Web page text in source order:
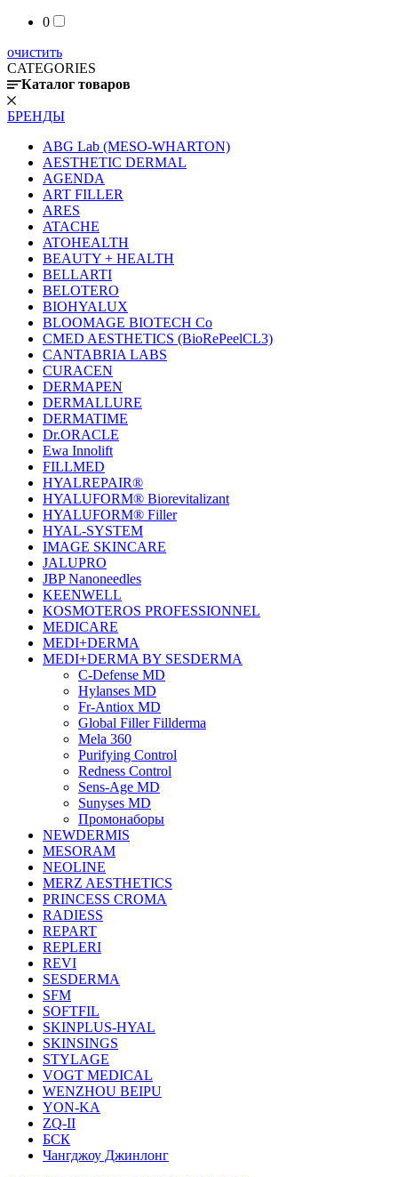
0
очистить
CATEGORIES
Каталог товаров
БРЕНДЫ
ABG Lab (MESO-WHARTON)
AESTHETIC DERMAL
AGENDA
ART FILLER
ARES
ATACHE
ATOHEALTH
BEAUTY + HEALTH
BELLARTI
BELOTERO
BIOHYALUX
BLOOMAGE BIOTECH Co
CMED AESTHETICS (BioRePeelCL3)
CANTABRIA LABS
CURACEN
DERMAPEN
DERMALLURE
DERMATIME
Dr.ORACLE
Ewa Innolift
FILLMED
НYALREPAIR®
HYALUFORM® Biorevitalizant
HYALUFORM® Filler
HYAL-SYSTEM
IMAGE SKINCARE
JALUPRO
JBP Nanoneedles
KEENWELL
KOSMOTEROS PROFESSIONNEL
MEDICARE
MEDI+DERMA
MEDI+DERMA BY SESDERMA
C-Defense MD
Hylanses MD
Fr‑Antiox MD
Global Filler Fillderma
Mela 360
Purifying Control
Redness Control
Sens-Age MD
Sunyses MD
Промонаборы
NEWDERMIS
MESORAM
NEOLINE
MERZ AESTHETICS
PRINCESS CROMA
RADIESS
REPART
REPLERI
REVI
SESDERMA
SFM
SOFTFIL
SKINPLUS-HYAL
SKINSINGS
STYLAGE
VOGT MEDICAL
WENZHOU BEIPU
YON-KA
ZQ-II
БСК
Чангджоу Джинлонг